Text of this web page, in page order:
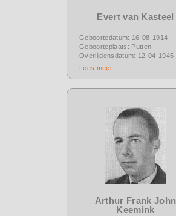
Evert van Kasteel
Geboortedatum: 16-08-1914
Geboorteplaats: Putten
Overlijdensdatum: 12-04-1945
Lees meer
Arthur Frank John
Keemink